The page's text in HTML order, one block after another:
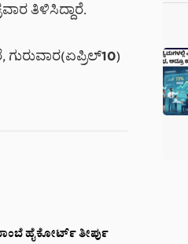
ತಿಳಿಸಿದ್ದಾರೆ.
ಹೈಕೋರ್ಟ್ ತೀರ್ಪು